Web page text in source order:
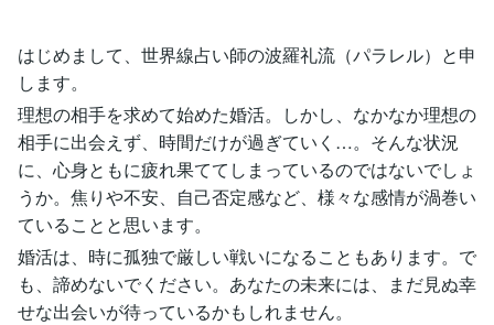
はじめまして、世界線占い師の波羅礼流（パラレル）と申
します。
理想の相手を求めて始めた婚活。しかし、なかなか理想の
相手に出会えず、時間だけが過ぎていく…。そんな状況
に、心身ともに疲れ果ててしまっているのではないでしょ
うか。焦りや不安、自己否定感など、様々な感情が渦巻い
ていることと思います。
婚活は、時に孤独で厳しい戦いになることもあります。で
も、諦めないでください。あなたの未来には、まだ見ぬ幸
せな出会いが待っているかもしれません。